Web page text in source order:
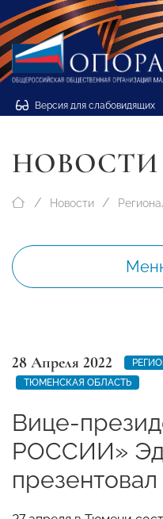
Версия для слабовидящих
НОВОСТИ
Новости
28 Апреля 2022
ТЮМЕНСКАЯ ОБЛАСТЬ
Вице-
РОССИИ»